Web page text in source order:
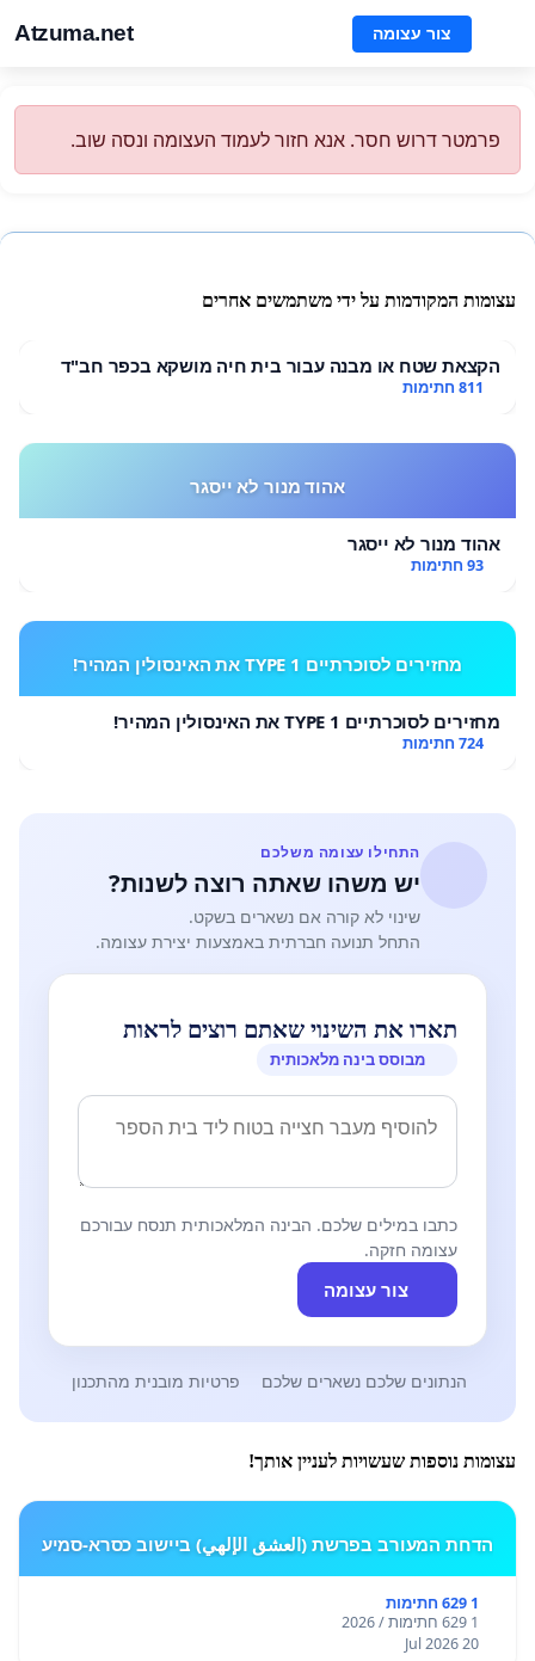
Atzuma.net צור עצומה
פרמטר דרוש חסר. אנא חזור לעמוד העצומה ונסה שוב.
עצומות המקודמות על ידי משתמשים אחרים
הקצאת שטח או מבנה עבור בית חיה מושקא בכפר חב"ד
811 חתימות
אהוד מנור לא ייסגר
אהוד מנור לא ייסגר
93 חתימות
מחזירים לסוכרתיים TYPE 1 את האינסולין המהיר!
מחזירים לסוכרתיים TYPE 1 את האינסולין המהיר!
724 חתימות
התחילו עצומה משלכם
יש משהו שאתה רוצה לשנות?
שינוי לא קורה אם נשארים בשקט.
התחל תנועה חברתית באמצעות יצירת עצומה.
תארו את השינוי שאתם רוצים לראות
מבוסס בינה מלאכותית
כתבו במילים שלכם. הבינה המלאכותית תנסח עבורכם
עצומה חזקה.
צור עצומה
הנתונים שלכם נשארים שלכם פרטיות מובנית מהתכנון
עצומות נוספות שעשויות לעניין אותך!
הדחת המעורב בפרשת (العشق الإلهي) ביישוב כסרא-סמיע
1 629 חתימות
1 629 חתימות / 2026
20 Jul 2026